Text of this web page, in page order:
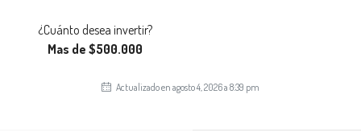
¿Cuánto desea invertir?
Mas de $500.000
Actualizado en agosto 4, 2026 a 8:39 pm